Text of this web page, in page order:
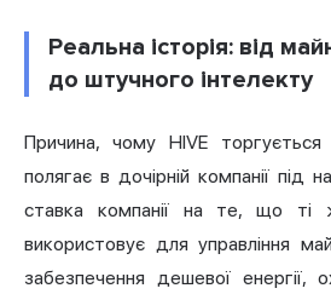
Реальна історія: від
до штучного інтелекту
Причина, чому HIVE
полягає в дочірній компанії під
ставка компанії на те, що ті
використовує для управління
забезпечення дешевої енергії,